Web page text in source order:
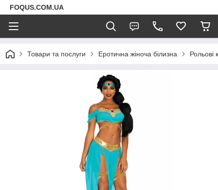
FOQUS.COM.UA
Товари та послуги Еротична жіноча білизна Рольові